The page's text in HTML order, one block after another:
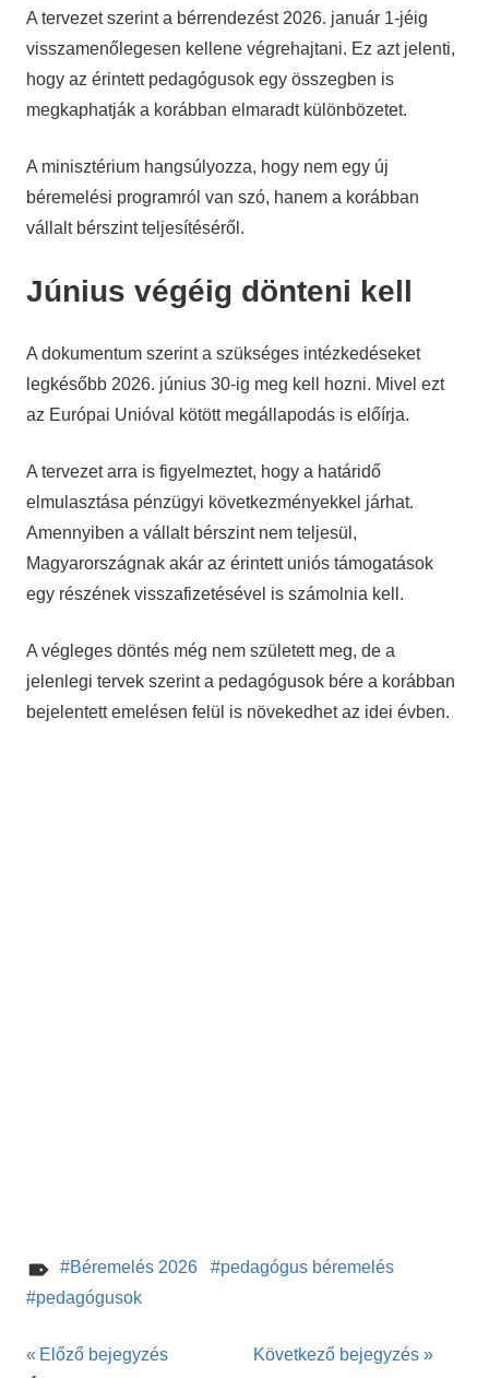
A tervezet szerint a bérrendezést 2026. január 1-jéig
visszamenőlegesen kellene végrehajtani. Ez azt jelenti,
hogy az érintett pedagógusok egy összegben is
megkaphatják a korábban elmaradt különbözetet.
A minisztérium hangsúlyozza, hogy nem egy új
béremelési programról van szó, hanem a korábban
vállalt bérszint teljesítéséről.
Június végéig dönteni kell
A dokumentum szerint a szükséges intézkedéseket
legkésőbb 2026. június 30-ig meg kell hozni. Mivel ezt
az Európai Unióval kötött megállapodás is előírja.
A tervezet arra is figyelmeztet, hogy a határidő
elmulasztása pénzügyi következményekkel járhat.
Amennyiben a vállalt bérszint nem teljesül,
Magyarországnak akár az érintett uniós támogatások
egy részének visszafizetésével is számolnia kell.
A végleges döntés még nem született meg, de a
jelenlegi tervek szerint a pedagógusok bére a korábban
bejelentett emelésen felül is növekedhet az idei évben.
Béremelés 2026
pedagógus béremelés
pedagógusok
Bejegyzés
Előző bejegyzés Következő bejegyzés